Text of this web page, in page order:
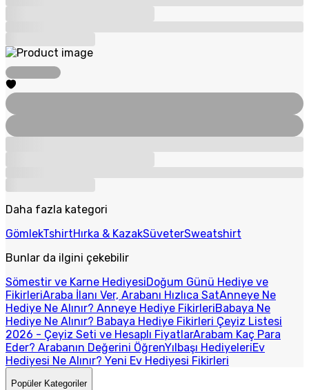
Daha fazla kategori
GömlekTshirtHırka & KazakSüveterSweatshirt
Bunlar da ilgini çekebilir
Sömestir ve Karne HediyesiDoğum Günü Hediye ve
FikirleriAraba İlanı Ver, Arabanı Hızlıca SatAnneye Ne
Hediye Ne Alınır? Anneye Hediye FikirleriBabaya Ne
Hediye Ne Alınır? Babaya Hediye Fikirleri Çeyiz Listesi
2026 - Çeyiz Seti ve Hesaplı FiyatlarArabam Kaç Para
Eder? Arabanın Değerini ÖğrenYılbaşı HediyeleriEv
Hediyesi Ne Alınır? Yeni Ev Hediyesi Fikirleri
Popüler Kategoriler